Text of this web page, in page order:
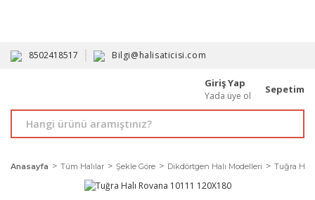
8502418517 Bilgi@halisaticisi.com
Giriş Yap
Yada üye ol
Sepetim
Anasayfa Tüm Halılar Şekle Göre Dikdörtgen Halı Modelleri Tuğra Halı